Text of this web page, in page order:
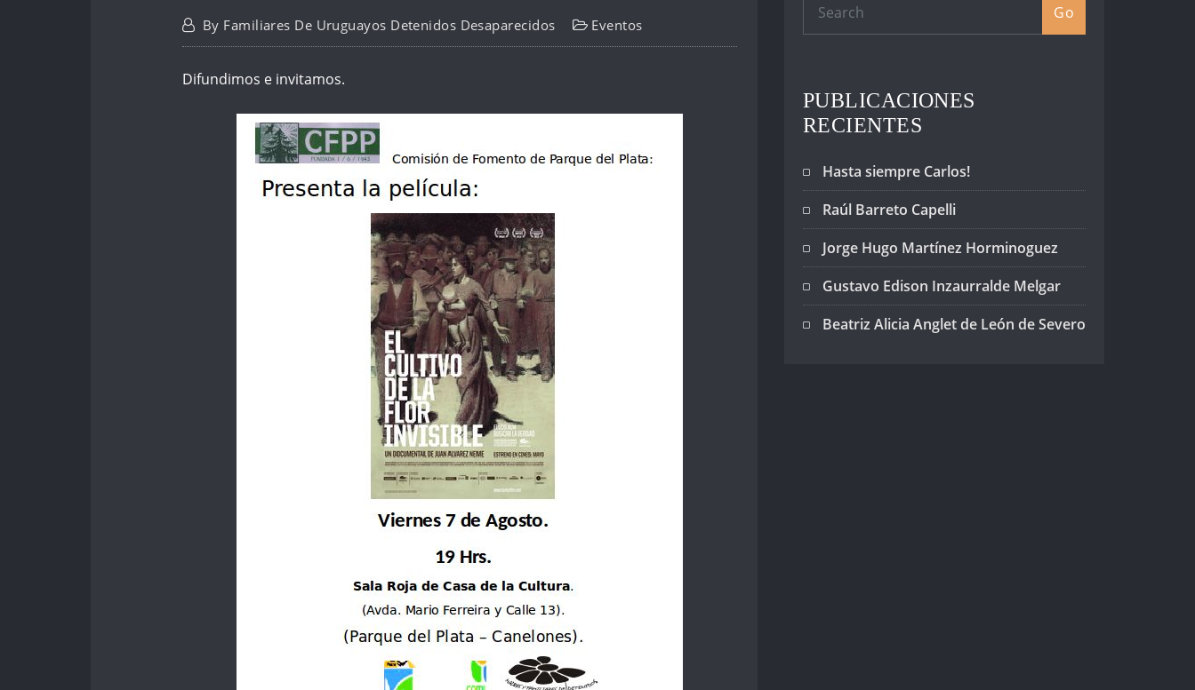
By Familiares De Uruguayos Detenidos Desaparecidos Eventos
Difundimos e invitamos.
Go
PUBLICACIONES
RECIENTES
Hasta siempre Carlos!
Raúl Barreto Capelli
Jorge Hugo Martínez Horminoguez
Gustavo Edison Inzaurralde Melgar
Beatriz Alicia Anglet de León de Severo